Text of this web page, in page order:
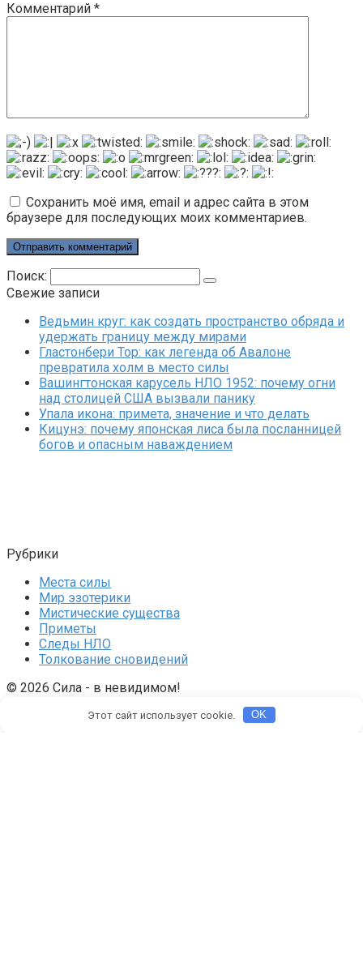
Комментарий *
Сохранить моё имя, email и адрес сайта в этом
браузере для последующих моих комментариев.
Поиск:
Свежие записи
Ведьмин круг: как создать пространство обряда и
удержать границу между мирами
Гластонбери Тор: как легенда об Авалоне
превратила холм в место силы
Вашингтонская карусель НЛО 1952: почему огни
над столицей США вызвали панику
Упала икона: примета, значение и что делать
Кицунэ: почему японская лиса была посланницей
богов и опасным наваждением
Рубрики
Места силы
Мир эзотерики
Мистические существа
Приметы
Следы НЛО
Толкование сновидений
© 2026 Сила - в невидимом!
Политика конфиденциальности
Этот сайт использует cookie. OK